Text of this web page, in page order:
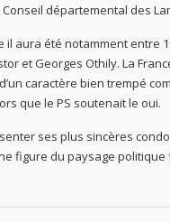
départemental des
aura été notamment entre
et Georges Othily. La
caractère bien trempé
que le PS soutenait le oui.
ses plus sincères
figure du paysage politique